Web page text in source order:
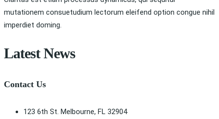
mutationem consuetudium lectorum eleifend option congue nihil
imperdiet doming.
Latest News
Contact Us
123 6th St. Melbourne, FL 32904